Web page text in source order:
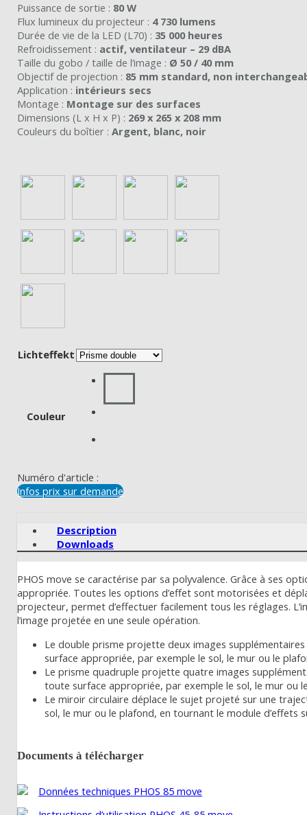
Puissance de sortie : 80 W
Flux lumineux du projecteur : 4 730 lumens
Durée de vie de la LED (L70) : 35 000 heures
Refroidissement : actif, ventilateur – 29 dBA
Taille du gobo / taille de l’image : Ø 50 / 40 mm
Objectif de projection : 85 mm standard, non
Application : intérieurs secs
Montage : Montage sur des surfaces
Dimensions (L x H x P) : 269 x 265 x 208 mm
Couleurs du boîtier : Argent, blanc, noir
Lichteffekt
Couleur
Numéro d'article :
Infos prix sur demande
Description
Downloads
PHOS move se caractérise par sa polyvalence. Grâce à ses
appropriée. Toutes les options d’effet sont motorisées et
projecteur, permet d’effectuer facilement tous les réglages.
l’image projetée en une seule opération.
Le double prisme projette deux images
surface appropriée, par exemple le sol, le mur ou le
Le prisme quadruple projette quatre images
toute surface appropriée, par exemple le sol, le mur ou
Le miroir circulaire déplace le sujet projeté sur une
sol, le mur ou le plafond, en tournant le module d’effets
Documents à télécharger
Données techniques PHOS 85 move